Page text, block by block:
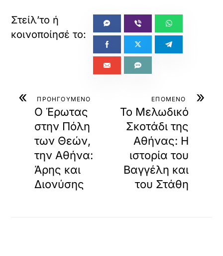
« ΠΡΟΗΓΟΥΜΕΝΟ
Ο Έρωτας
στην Πόλη
των Θεών,
την Αθήνα:
Άρης και
Διονύσης
»
ΕΠΟΜΕΝΟ
Το Μελωδικό
Σκοτάδι της
Αθήνας: Η
ιστορία του
Βαγγέλη και
του Στάθη